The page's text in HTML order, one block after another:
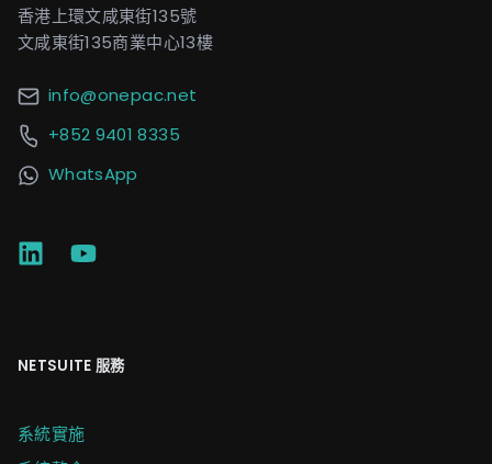
香港上環文咸東街135號
文咸東街135商業中心13樓
info@onepac.net
+852 9401 8335
WhatsApp
NETSUITE 服務
系統實施